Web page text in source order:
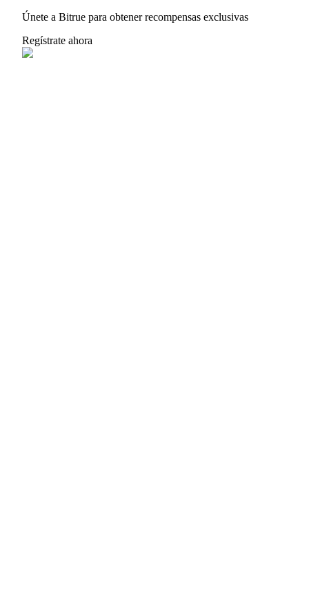
Únete a Bitrue para obtener recompensas exclusivas
Regístrate ahora